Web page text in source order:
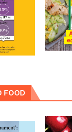
FOOD